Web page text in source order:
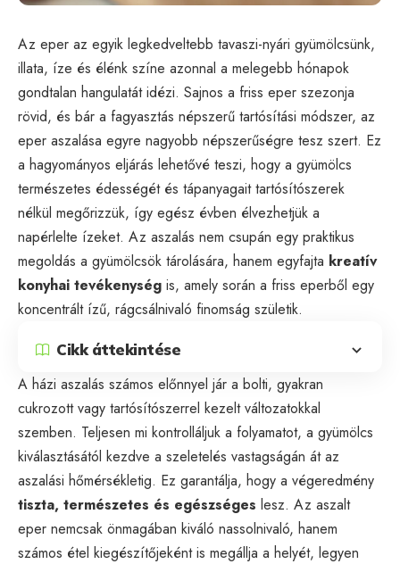
Az eper az egyik legkedveltebb tavaszi-nyári gyümölcsünk,
illata, íze és élénk színe azonnal a melegebb hónapok
gondtalan hangulatát idézi. Sajnos a friss eper szezonja
rövid, és bár a fagyasztás népszerű tartósítási módszer, az
eper aszalása egyre nagyobb népszerűségre tesz szert. Ez
a hagyományos eljárás lehetővé teszi, hogy a gyümölcs
természetes édességét és tápanyagait tartósítószerek
nélkül megőrizzük, így egész évben élvezhetjük a
napérlelte ízeket. Az aszalás nem csupán egy praktikus
megoldás a gyümölcsök tárolására, hanem egyfajta kreatív
konyhai tevékenység is, amely során a friss eperből egy
koncentrált ízű, rágcsálnivaló finomság születik.
Cikk áttekintése
A házi aszalás számos előnnyel jár a bolti, gyakran
cukrozott vagy tartósítószerrel kezelt változatokkal
szemben. Teljesen mi kontrolláljuk a folyamatot, a gyümölcs
kiválasztásától kezdve a szeletelés vastagságán át az
aszalási hőmérsékletig. Ez garantálja, hogy a végeredmény
tiszta, természetes és egészséges lesz. Az aszalt
eper nemcsak önmagában kiváló nassolnivaló, hanem
számos étel kiegészítőjeként is megállja a helyét, legyen